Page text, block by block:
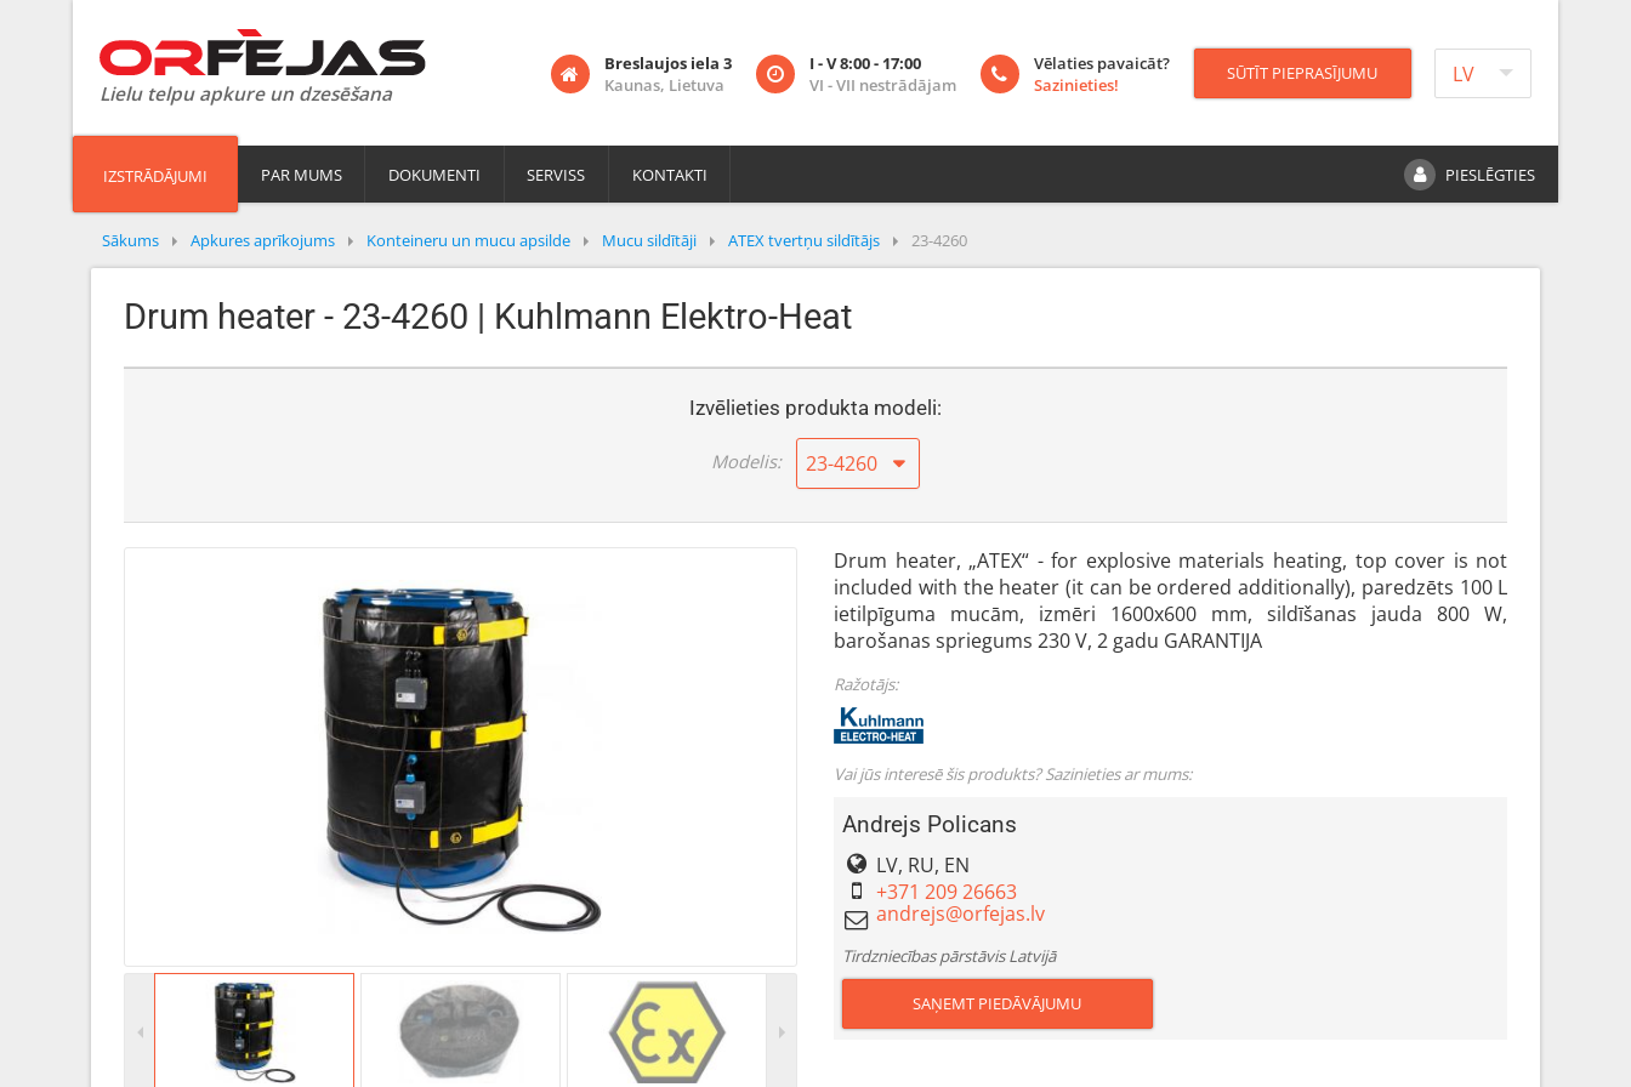
Lielu telpu apkure un dzesēšana
LV
Breslaujos iela 3
Kaunas, Lietuva
I - V 8:00 - 17:00
VI - VII nestrādājam
Vēlaties pavaicāt?
Sazinieties!
SŪTĪT PIEPRASĪJUMU
IZSTRĀDĀJUMI PAR MUMS DOKUMENTI SERVISS KONTAKTI PIESLĒGTIES
Sākums Apkures aprīkojums Konteineru un mucu apsilde Mucu sildītāji ATEX tvertņu sildītājs 23-4260
Drum heater - 23-4260 | Kuhlmann Elektro-Heat
Izvēlieties produkta modeli:
Modelis: 23-4260
Drum heater, „ATEX“ - for explosive materials heating, top cover is not
included with the heater (it can be ordered additionally), paredzēts 100 L
ietilpīguma mucām, izmēri 1600x600 mm, sildīšanas jauda 800 W,
barošanas spriegums 230 V, 2 gadu GARANTIJA
Ražotājs:
Vai jūs interesē šis produkts? Sazinieties ar mums:
Andrejs Policans
LV, RU, EN
+371 209 26663
Tirdzniecības pārstāvis Latvijā
SAŅEMT PIEDĀVĀJUMU